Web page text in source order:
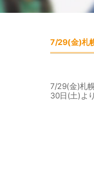
7/29(金)札
7/29(金)札
30日(土)よ